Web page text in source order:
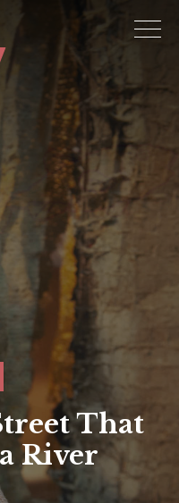
That
River